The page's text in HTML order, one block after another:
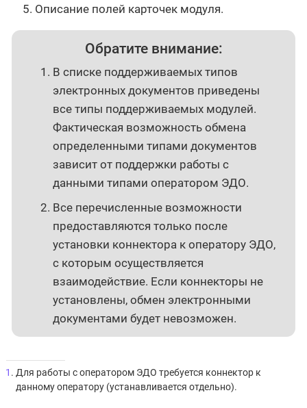
Описание полей карточек модуля.
Обратите внимание:
В списке поддерживаемых типов
электронных документов приведены
все типы поддерживаемых модулей.
Фактическая возможность обмена
определенными типами документов
зависит от поддержки работы с
данными типами оператором ЭДО.
Все перечисленные возможности
предоставляются только после
установки коннектора к оператору ЭДО,
с которым осуществляется
взаимодействие. Если коннекторы не
установлены, обмен электронными
документами будет невозможен.
1 . Для работы с оператором ЭДО требуется коннектор к
данному оператору (устанавливается отдельно).